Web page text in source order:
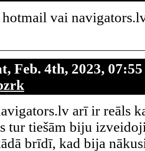
vai
Feb. 4th, 2023,
arī ir reāls
tur tiešām biju
brīdī, kad bija